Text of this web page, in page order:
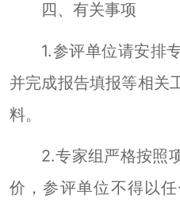
四、有关事项
1.参评单位请安排
并完成报告填报等相关
料。
2.专家组严格按照
价，参评单位不得以